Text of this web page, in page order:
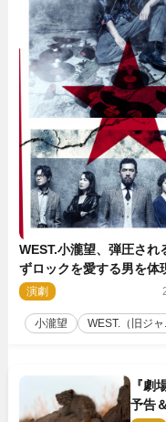
WEST.小瀧望、弾圧され
ずロックを愛する男を
台『ロックンロール』ビ
演劇
小瀧望 WEST.（旧ジャ
『劇
予告